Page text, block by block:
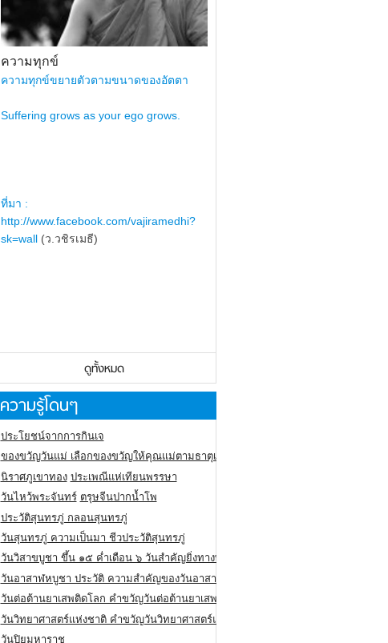
ความทุกข์
ความทุกข์ขยายตัวตามขนาดของอัตตา
Suffering grows as your ego grows.
ที่มา :
http://www.facebook.com/vajiramedhi?
sk=wall (ว.วชิรเมธี)
ดูทั้งหมด
ความรู้โดนๆ
ประโยชน์จากการกินเจ
ของขวัญวันแม่ เลือกของขวัญให้คุณแม่ตามธาตุเกิด
นิราศภูเขาทอง ประเพณีแห่เทียนพรรษา
วันไหว้พระจันทร์ ตรุษจีนปากน้ำโพ
ประวัติสุนทรภู่ กลอนสุนทรภู่
วันสุนทรภู่ ความเป็นมา ชีวประวัติสุนทรภู่
วันวิสาขบูชา ขึ้น ๑๕ ค่ำเดือน ๖ วันสำคัญยิ่งทางพระพุทธศาสนา
วันอาสาฬหบูชา ประวัติ ความสําคัญของวันอาสาฬหบูชา
วันต่อต้านยาเสพติดโลก คำขวัญวันต่อต้านยาเสพติดสากล
วันวิทยาศาสตร์แห่งชาติ คำขวัญวันวิทยาศาสตร์แห่งชาติ
วันปิยมหาราช